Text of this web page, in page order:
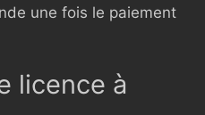
une fois le paiement
licence à